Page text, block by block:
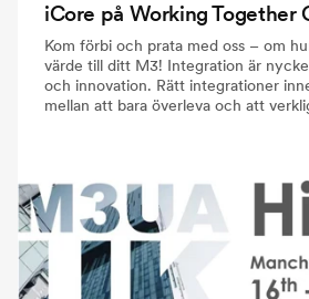
iCore på Working Together
Kom förbi och prata med oss – om
värde till ditt M3! Integration är
och innovation. Rätt integrationer
mellan att bara överleva och att